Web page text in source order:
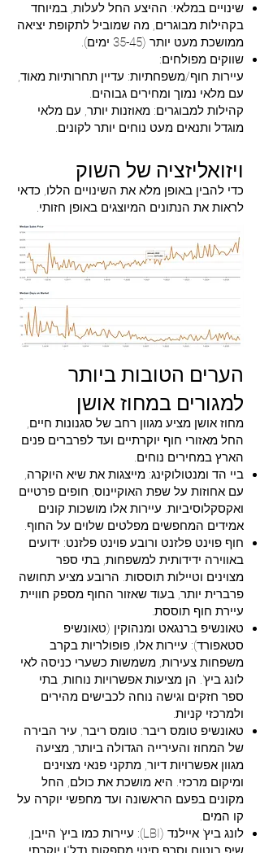
שינויים במלאי: ההיצע החל לעלות, במיוחד
בקהילות מבוגרים, מה שמוביל לתקופת יציאה
ממושכת מעט יותר (35-45 ימים).
שווקים מפולחים:
עיירות חוף/משפחתיות: עדיין תחרותיות מאוד,
עם מלאי נמוך ומחירים גבוהים.
קהילות למבוגרים: מאוזנות יותר, עם מלאי
מוגדל ותנאים מעט נוחים יותר לקונים.
ויזואליזציה של השוק
כדי להבין באופן מלא את השינויים הללו, כדאי
לראות את הנתונים המיוצגים באופן חזותי.
הערים הטובות ביותר
למגורים במחוזאושן
מחוז אושן מציע מגוון רחב של סגנונות חיים,
החל מאזורי חוף יוקרתיים ועד לפרברים פנים
הארץ במחירים נוחים.
ביי הד ומנטולוקינג: מייצגות את שיא היוקרה,
עם אחוזות על שפת האוקיינוס, חופים פרטיים
ואקסקלוסיביות. עיירות אלו מושכות קונים
אמידים המחפשים מפלטים שלוים על החוף.
חוף פוינט פלזנט ורובע פוינט פלזנט: ידועים
באווירה ידידותית למשפחות, בתי ספר
מצוינים וטיילות תוססות. הרובע מציע תחושה
פרברית יותר, בעוד שאזור החוף מספק חוויית
עיירת חוף תוססת.
טאונשיפ ברנגאט ומנהוקין (טאונשיפ
סטאפורד): עיירות אלו, פופולריות בקרב
משפחות צעירות, משמשות כשערי כניסה לאי
לונג ביץ'. הן מציעות אפשרויות נוחות, בתי
ספר חזקים וגישה נוחה לכבישים מהירים
ולמרכזי קניות.
טאונשיפ טומס ריבר: טומס ריבר, עיר הבירה
של המחוז והעירייה הגדולה ביותר, מציעה
מגוון אפשרויות דיור, מתקני פנאי מצוינים
ומיקום מרכזי. היא מושכת את כולם, החל
מקונים בפעם הראשונה ועד מחפשי יוקרה על
קו המים.
לונג ביץ' איילנד (LBI): עיירות כמו ביץ' הייבן,